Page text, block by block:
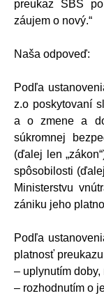
preukaz SBS
záujem o nový.“
Naša odpoveď:
Podľa
z.o poskytovaní
a o zmene a
súkromnej
(ďalej len
spôsobilosti
Ministerstvu
zániku jeho
Podľa
platnosť
– uplynutím
– rozhodnutím o